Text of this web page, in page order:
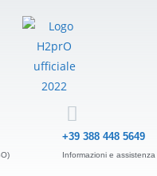
+39 388 448 5649
Informazioni e assistenza